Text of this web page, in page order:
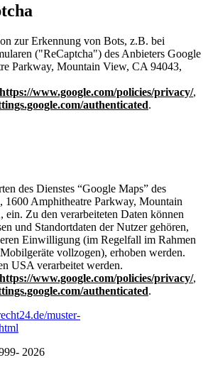
zur Erkennung von Bots, z.B. bei
("ReCaptcha") des Anbieters Google
Parkway, Mountain View, CA 94043,
https://www.google.com/policies/privacy/,
authenticated.
des Dienstes “Google Maps” des
Amphitheatre Parkway, Mountain
Zu den verarbeiteten Daten können
und Standortdaten der Nutzer gehören,
Einwilligung (im Regelfall im Rahmen
vollzogen), erhoben werden.
USA verarbeitet werden.
https://www.google.com/policies/privacy/,
authenticated.
muster-
2026